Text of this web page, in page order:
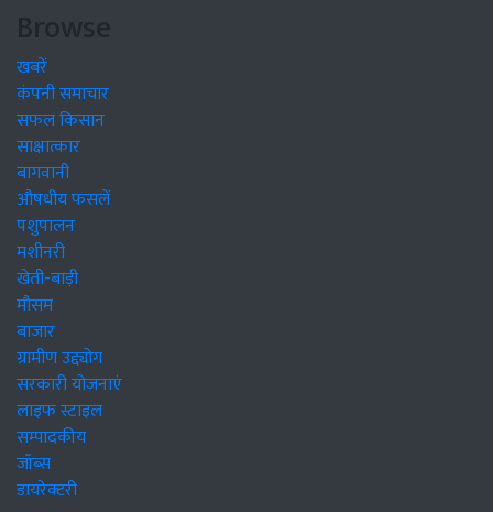
Browse
खबरें
कंपनी समाचार
सफल किसान
साक्षात्कार
बागवानी
औषधीय फसलें
पशुपालन
मशीनरी
खेती-बाड़ी
मौसम
बाजार
ग्रामीण उद्द्योग
सरकारी योजनाएं
लाइफ स्टाइल
सम्पादकीय
जॉब्स
डायरेक्टरी